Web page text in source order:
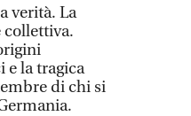
verità. La
collettiva.
e la tragica
di chi si